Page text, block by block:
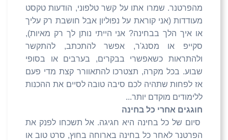
מהפרטנר. שמרו אתו על קשר טלפוני, הודעות טקסט
מעודדות (אני קוראת על נפוליון אבל חושבת רק עליך
או איך הלך בבחינה? אני הייתי נותן לך רק מאיות),
סקייפ או מסנג'ר, אפשר להתכתב, להתקשר
ולהתראות כשאפשרי בבקרים, בערבים או בסופי
שבוע. בכל מקרה, תצטרכו להתאוורר קצת מדי פעם
אז לפחות שתהיה לכם סיבה טובה לסיים את ההכנות
ללימודים מוקדם יותר...
חוגגים אחרי כל בחינה
סיום של כל בחינה היא חגיגה. אל תשכחו לפנק את
הפרטנר לאחר כל בחינה בארוחה בחוץ, סרט טוב או